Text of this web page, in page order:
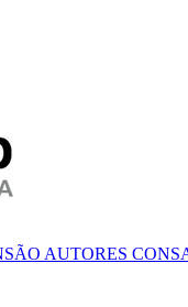
AUTORES